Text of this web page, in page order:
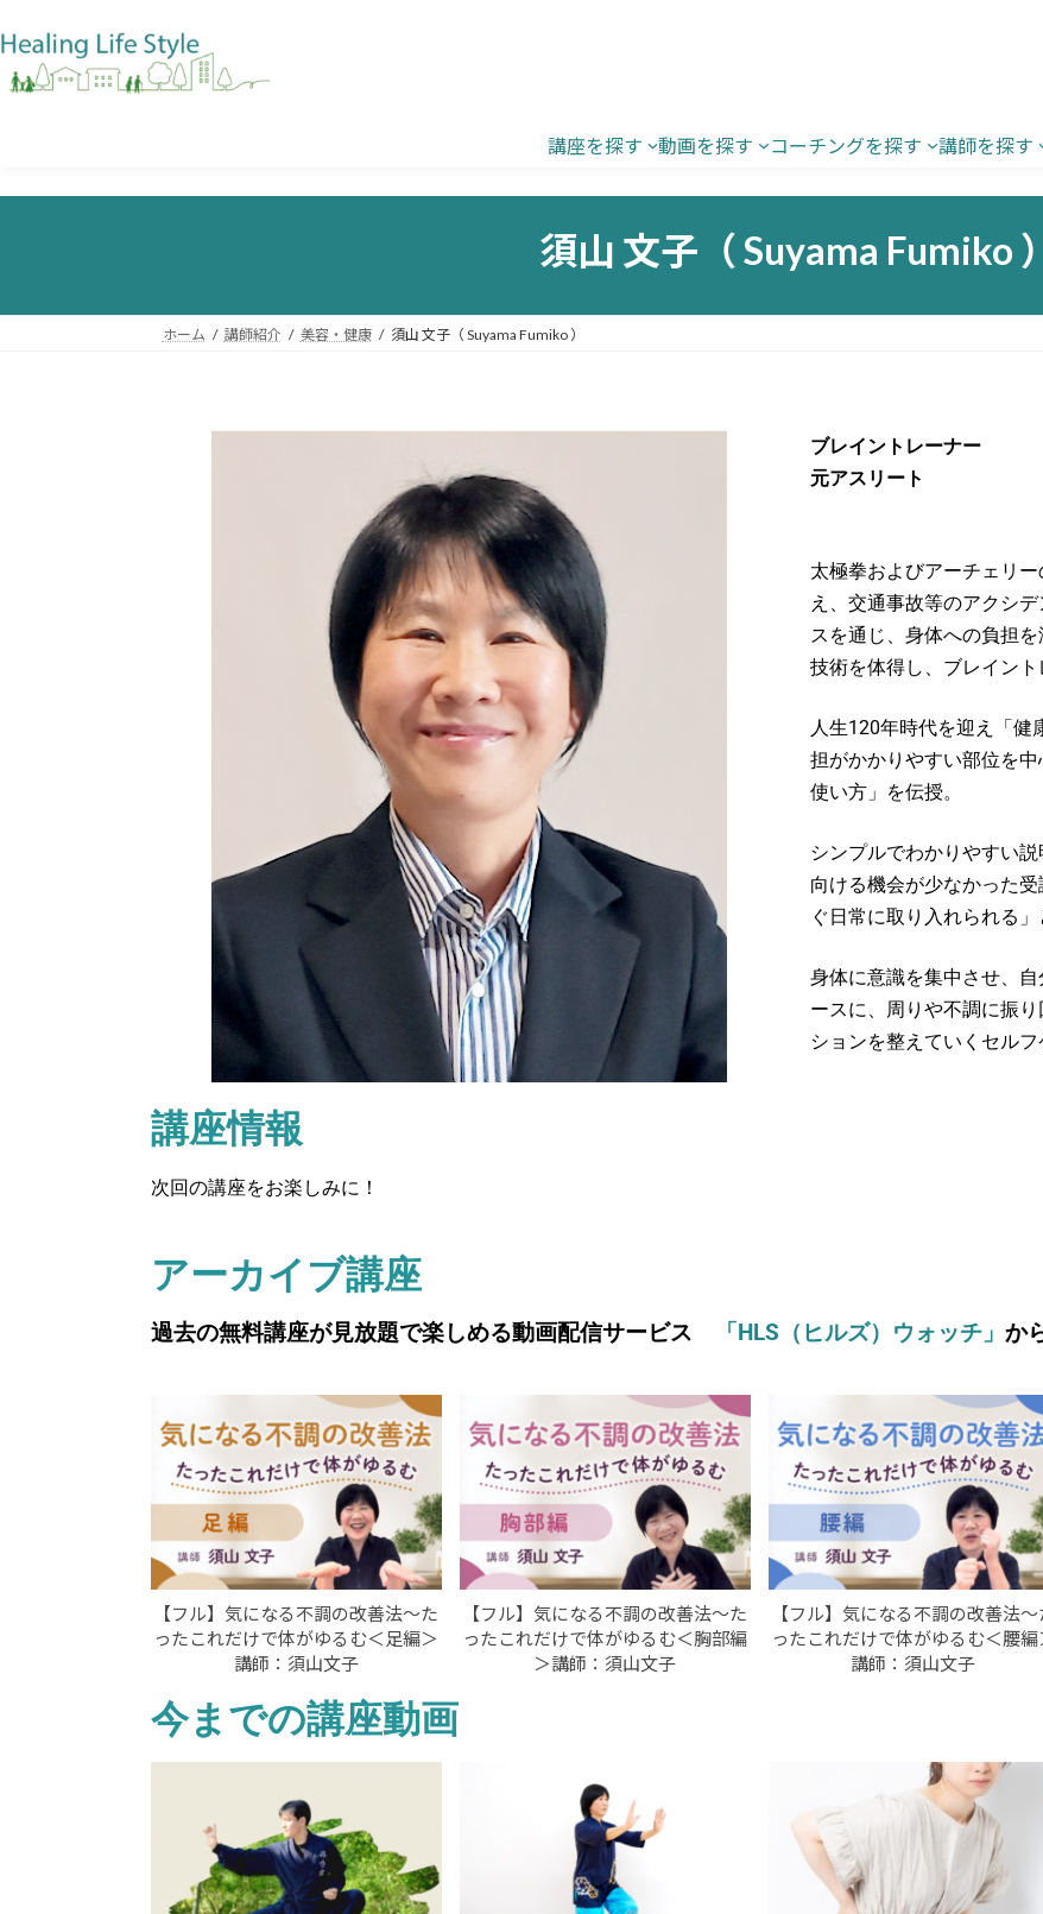
講座を探す 動画を探す コーチングを探す 講師を探す
須山 文子（ Suyama Fumiko ）
ホーム 講師紹介 美容・健康 須山 文子（ Suyama Fumiko ）
ブレイントレーナー
元アスリート
太極拳およびアーチェリ
え、交通事故等のアクシ
スを通じ、身体への負担
技術を体得し、ブレイント
人生120年時代を迎え「健
担がかかりやすい部位を
使い方」を伝授。
シンプルでわかりやすい
向ける機会が少なかった
ぐ日常に取り入れられる」
身体に意識を集中させ、
ースに、周りや不調に振
ションを整えていくセルフ
講座情報
次回の講座をお楽しみに！
アーカイブ講座
過去の無料講座が見放題で楽しめる動画配信サービス 「HLS（ヒルズ）ウォッチ」 か
【フル】気になる不調の改善法～た
ったこれだけで体がゆるむ＜足編＞
講師：須山文子
【フル】気になる不調の改善法～た
ったこれだけで体がゆるむ＜胸部編
＞講師：須山文子
【フル】気になる不調の改善法～
ったこれだけで体がゆるむ＜腰編
講師：須山文子
今までの講座動画